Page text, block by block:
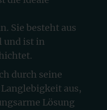
Sie besteht aus
und ist in
durch seine
aus,
Lösung